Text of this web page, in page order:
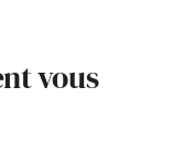
vous